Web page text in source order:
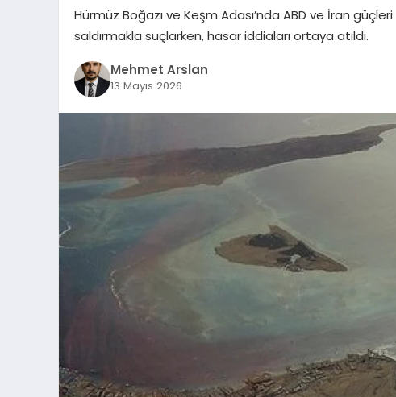
Hürmüz Boğazı ve Keşm Adası’nda ABD ve İran
saldırmakla suçlarken, hasar iddiaları ortaya atıldı.
Mehmet Arslan
13 Mayıs 2026